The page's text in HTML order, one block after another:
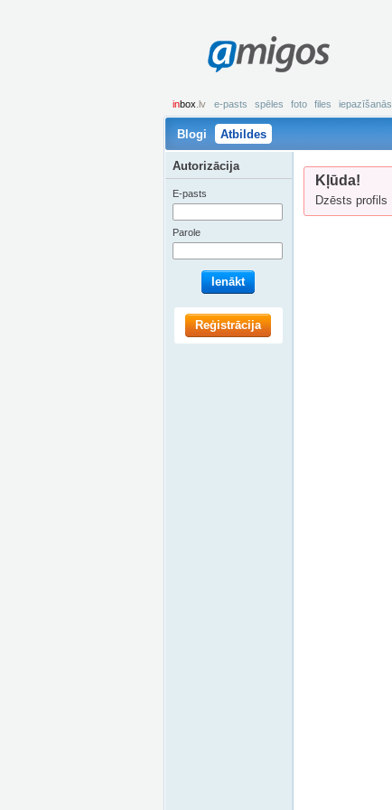
amigos
inbox .lv e-pasts spēles foto files iepazīšanās
Blogi Atbildes
Kļūda!
Dzēsts profils
Autorizācija
E-pasts
Parole
Ienākt
Reģistrācija